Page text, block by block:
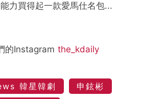
力買得起一款愛馬仕名包...
的Instagram the_kdaily
韓星韓劇
申鉉彬